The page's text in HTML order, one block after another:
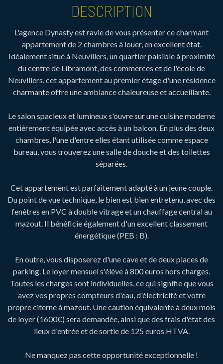
DESCRIPTION
L'agence Dynasty est ravie de vous présenter ce charmant
appartement de 2 chambres à louer, en excellent état.
Idéalement situé à Neuvillers, un quartier paisible à proximité
du centre de Libramont, des commerces et de l'école de
Neuvillers, cet appartement au premier étage d'une résidence
charmante offre une ambiance chaleureuse et accueillante.
Le salon spacieux et lumineux s'ouvre sur une cuisine moderne
entièrement équipée avec accès à un balcon. En plus des deux
chambres, l'une d'entre elles étant utilisée comme espace
bureau, vous trouverez une salle de douche et des toilettes
séparées.
Cet appartement est parfaitement adapté à un jeune couple.
Du point de vue technique, le bien est bien entretenu, avec des
fenêtres en PVC à double vitrage et un chauffage central au
mazout. Il bénéficie également d'un excellent classement
énergétique (PEB : B).
En outre, vous disposerez d'une cave et de deux places de
parking. Le loyer mensuel s'élève à 800 euros hors charges.
Toutes les charges sont individuelles, ce qui signifie que vous
avez vos propres compteurs d'eau, d'électricité et votre
propre citerne à mazout. Une caution équivalente à deux mois
de loyer (1600€) sera demandée, ainsi que des frais d'état des
lieux d'entrée et de sortie de 125 euros HTVA.
Ne manquez pas cette opportunité exceptionnelle !